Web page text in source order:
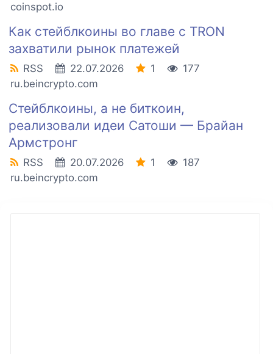
coinspot.io
Как стейблкоины во главе с TRON
захватили рынок платежей
RSS 22.07.2026 1
177
ru.beincrypto.com
Стейблкоины, а не биткоин,
реализовали идеи Сатоши — Брайан
Армстронг
RSS 20.07.2026 1
187
ru.beincrypto.com